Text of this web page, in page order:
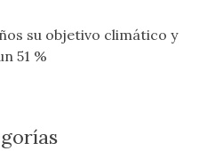
su objetivo climático y
51 %